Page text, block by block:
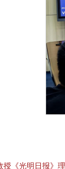
授《光明日报》